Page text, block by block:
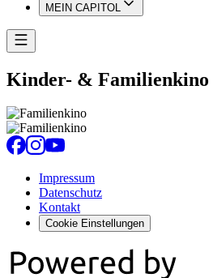
MEIN CAPITOL
Kinder- & Familienkino
Impressum
Datenschutz
Kontakt
Cookie Einstellungen